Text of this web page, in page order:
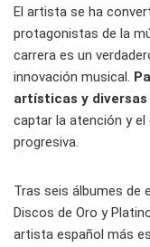
El artista se ha
protagonistas de la
carrera es un
innovación musical.
artísticas y
captar la atención y
progresiva.
Tras seis álbumes de
Discos de Oro y
artista español más